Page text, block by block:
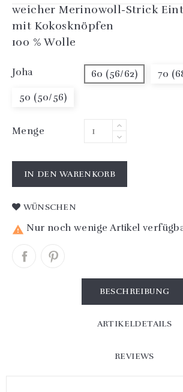
weicher Merinowoll-Strick
mit Kokosknöpfen
100 % Wolle
Joha 60 (56/62)
70
50 (50/56)
Menge
IN DEN WARENKORB
WÜNSCHEN
 Nur noch wenige Artikel
BESCHREIBUNG
ARTIKELDETAILS
REVIEWS